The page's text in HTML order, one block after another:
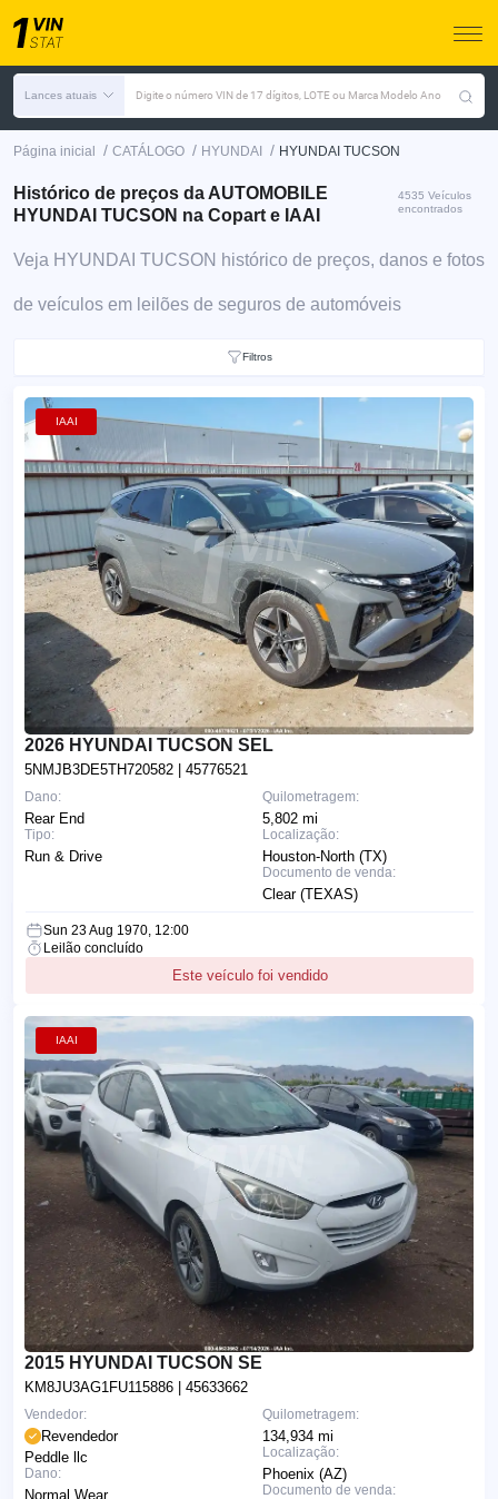
Lances atuais Digite o número VIN de 17 dígitos, LOTE ou Marca Modelo Ano
Página inicial / CATÁLOGO / HYUNDAI / HYUNDAI TUCSON
Histórico de preços da AUTOMOBILE
HYUNDAI TUCSON na Copart e IAAI
4535 Veículos
encontrados
Veja HYUNDAI TUCSON histórico de preços, danos e fotos
de veículos em leilões de seguros de automóveis
Filtros
IAAI
2026 HYUNDAI TUCSON SEL
5NMJB3DE5TH720582 | 45776521
Quilometragem:
5,802 mi
Localização:
Houston-North (TX)
Documento de venda:
Clear (TEXAS)
Dano:
Rear End
Tipo:
Run & Drive
Sun 23 Aug 1970, 12:00
Leilão concluído
Este veículo foi vendido
IAAI
2015 HYUNDAI TUCSON SE
KM8JU3AG1FU115886 | 45633662
Quilometragem:
134,934 mi
Localização:
Phoenix (AZ)
Documento de venda:
Vendedor:
Revendedor
Peddle llc
Dano:
Normal Wear